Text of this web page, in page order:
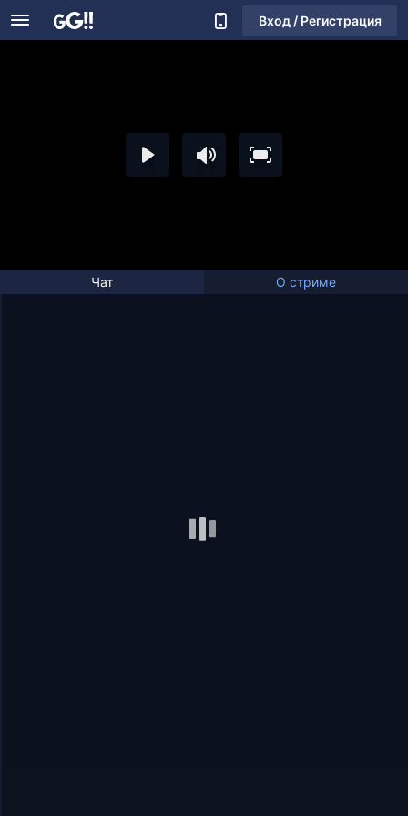
Вход / Регистрация
Чат О стриме